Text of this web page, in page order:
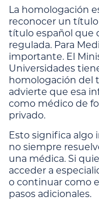
La homologación
reconocer un
título español que
regulada. Para
importante. El
Universidades
homologación del
advierte que esa
como médico de
privado.
Esto significa
no siempre
una médica. Si
acceder a
o continuar como
pasos adicionales.